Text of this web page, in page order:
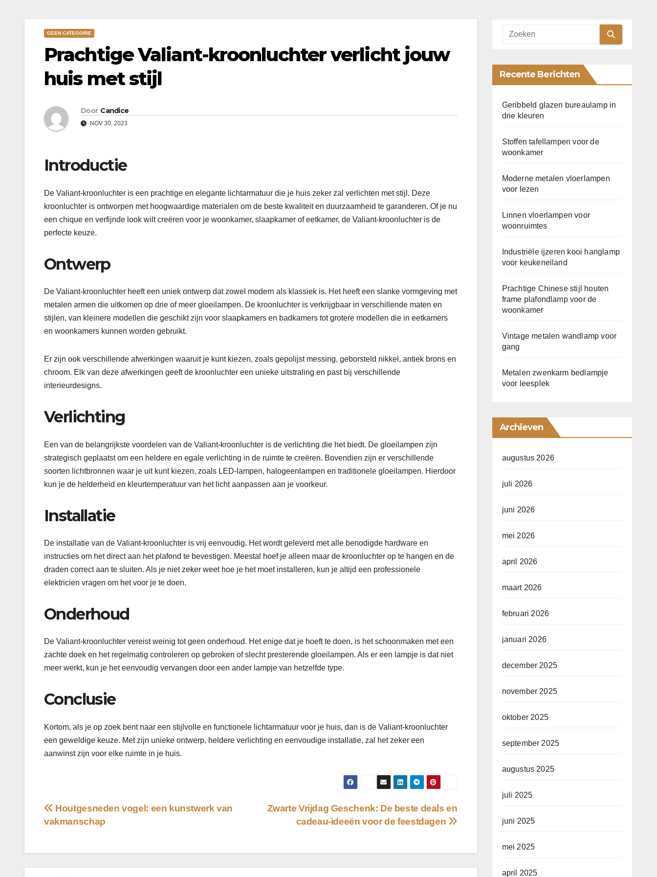
GEEN CATEGORIE
Prachtige Valiant-kroonluchter verlicht jouw
huis met stijl
Door Candice
NOV 30, 2023
Introductie
De Valiant-kroonluchter is een prachtige en elegante lichtarmatuur die je huis zeker zal verlichten met stijl. Deze
kroonluchter is ontworpen met hoogwaardige materialen om de beste kwaliteit en duurzaamheid te garanderen. Of je nu
een chique en verfijnde look wilt creëren voor je woonkamer, slaapkamer of eetkamer, de Valiant-kroonluchter is de
perfecte keuze.
Ontwerp
De Valiant-kroonluchter heeft een uniek ontwerp dat zowel modern als klassiek is. Het heeft een slanke vormgeving met
metalen armen die uitkomen op drie of meer gloeilampen. De kroonluchter is verkrijgbaar in verschillende maten en
stijlen, van kleinere modellen die geschikt zijn voor slaapkamers en badkamers tot grotere modellen die in eetkamers
en woonkamers kunnen worden gebruikt.
Er zijn ook verschillende afwerkingen waaruit je kunt kiezen, zoals gepolijst messing, geborsteld nikkel, antiek brons en
chroom. Elk van deze afwerkingen geeft de kroonluchter een unieke uitstraling en past bij verschillende
interieurdesigns.
Verlichting
Een van de belangrijkste voordelen van de Valiant-kroonluchter is de verlichting die het biedt. De gloeilampen zijn
strategisch geplaatst om een ​​heldere en egale verlichting in de ruimte te creëren. Bovendien zijn er verschillende
soorten lichtbronnen waar je uit kunt kiezen, zoals LED-lampen, halogeenlampen en traditionele gloeilampen. Hierdoor
kun je de helderheid en kleurtemperatuur van het licht aanpassen aan je voorkeur.
Installatie
De installatie van de Valiant-kroonluchter is vrij eenvoudig. Het wordt geleverd met alle benodigde hardware en
instructies om het direct aan het plafond te bevestigen. Meestal hoef je alleen maar de kroonluchter op te hangen en de
draden correct aan te sluiten. Als je niet zeker weet hoe je het moet installeren, kun je altijd een professionele
elektricien vragen om het voor je te doen.
Onderhoud
De Valiant-kroonluchter vereist weinig tot geen onderhoud. Het enige dat je hoeft te doen, is het schoonmaken met een
zachte doek en het regelmatig controleren op gebroken of slecht presterende gloeilampen. Als er een lampje is dat niet
meer werkt, kun je het eenvoudig vervangen door een ander lampje van hetzelfde type.
Conclusie
Kortom, als je op zoek bent naar een stijlvolle en functionele lichtarmatuur voor je huis, dan is de Valiant-kroonluchter
een geweldige keuze. Met zijn unieke ontwerp, heldere verlichting en eenvoudige installatie, zal het zeker een
aanwinst zijn voor elke ruimte in je huis.
Bericht
navigatie
Zwarte Vrijdag Geschenk: De beste deals en
cadeau-ideeën voor de feestdagen
Houtgesneden vogel: een kunstwerk van
vakmanschap
Recente Berichten
Geribbeld glazen bureaulamp in
drie kleuren
Stoffen tafellampen voor de
woonkamer
Moderne metalen vloerlampen
voor lezen
Linnen vloerlampen voor
woonruimtes
Industriële ijzeren kooi hanglamp
voor keukeneiland
Prachtige Chinese stijl houten
frame plafondlamp voor de
woonkamer
Vintage metalen wandlamp voor
gang
Metalen zwenkarm bedlampje
voor leesplek
Archieven
augustus 2026
juli 2026
juni 2026
mei 2026
april 2026
maart 2026
februari 2026
januari 2026
december 2025
november 2025
oktober 2025
september 2025
augustus 2025
juli 2025
juni 2025
mei 2025
april 2025